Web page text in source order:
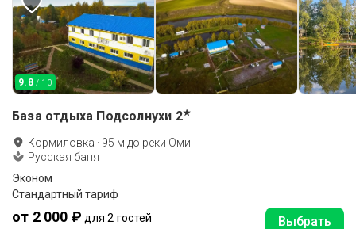
9.8 / 10
База отдыха Подсолнухи 2★
Кормиловка · 95 м до реки Оми
Русская баня
Эконом
Стандартный тариф
от 2 000 ₽ для 2 гостей Выбрать